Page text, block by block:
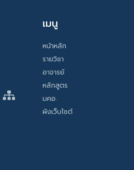
เมนู
หน้าหลัก
รายวิชา
อาจารย์
หลักสูตร
มคอ.
ผังเว็บไซต์